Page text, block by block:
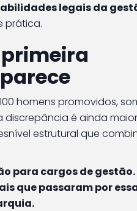
legais da
prática.
homens promovidos,
discrepância é ainda
estrutural que
para cargos de gestão.
que passaram por